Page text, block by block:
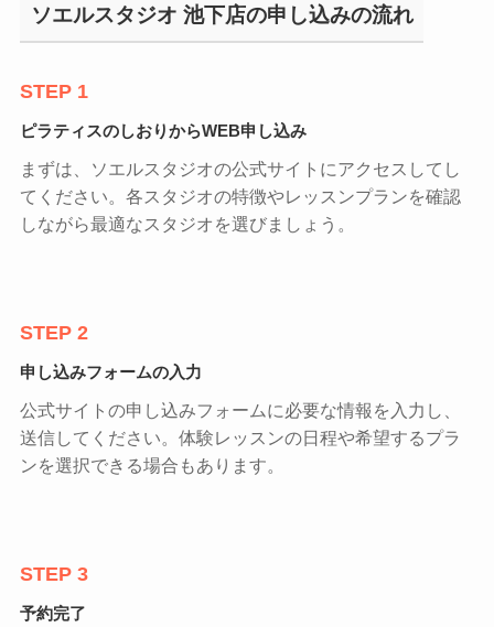
ソエルスタジオ 池下店の申し込みの流れ
STEP 1
ピラティスのしおりからWEB申し込み
まずは、ソエルスタジオの公式サイトにアクセスしてし
てください。各スタジオの特徴やレッスンプランを確認
しながら最適なスタジオを選びましょう。
STEP 2
申し込みフォームの入力
公式サイトの申し込みフォームに必要な情報を入力し、
送信してください。体験レッスンの日程や希望するプラ
ンを選択できる場合もあります。
STEP 3
予約完了